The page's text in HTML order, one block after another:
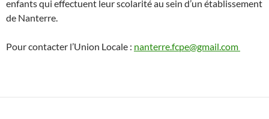
enfants qui effectuent leur scolarité au sein d’un établissement
de Nanterre.
Pour contacter l’Union Locale : nanterre.fcpe@gmail.com